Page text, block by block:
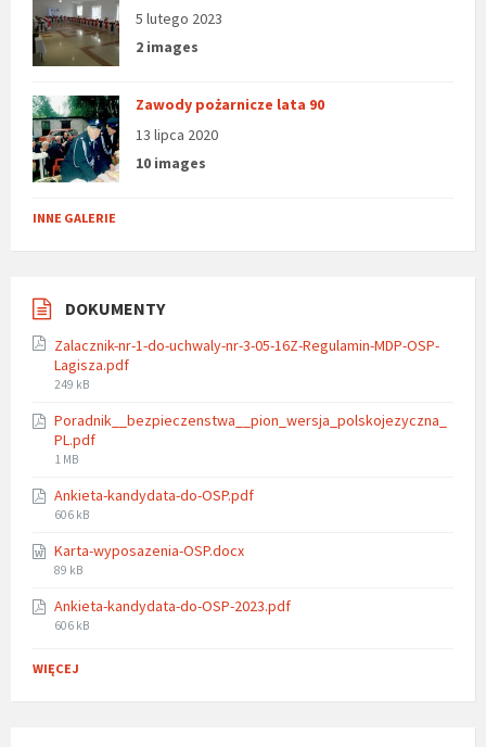
5 lutego 2023
2 images
Zawody pożarnicze lata 90
13 lipca 2020
10 images
INNE GALERIE
DOKUMENTY
Zalacznik-nr-1-do-uchwaly-nr-3-05-16Z-Regulamin-MDP-OSP-
Lagisza.pdf
File
249 kB
Poradnik__bezpieczenstwa__pion_wersja_polskojezyczna_
PL.pdf
File
1 MB
Ankieta-kandydata-do-OSP.pdf
File
606 kB
Karta-wyposazenia-OSP.docx
File
89 kB
Ankieta-kandydata-do-OSP-2023.pdf
File
606 kB
WIĘCEJ